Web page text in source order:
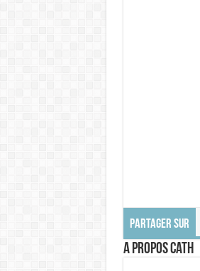
PARTAGER SUR
A propos Cath